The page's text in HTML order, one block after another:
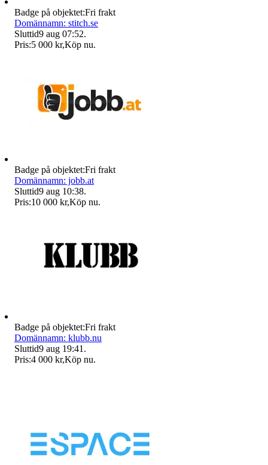
Badge på objektet:Fri frakt
Domännamn: stitch.se
Sluttid9 aug 07:52.
Pris:5 000 kr,Köp nu.
Badge på objektet:Fri frakt
Domännamn: jobb.at
Sluttid9 aug 10:38.
Pris:10 000 kr,Köp nu.
Badge på objektet:Fri frakt
Domännamn: klubb.nu
Sluttid9 aug 19:41 .
Pris:4 000 kr,Köp nu.